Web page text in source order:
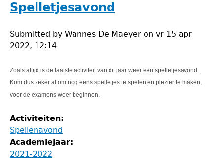
Spelletjesavond
Submitted by Wannes De Maeyer on vr 15 apr
2022, 12:14
Zoals altijd is de laatste activiteit van dit jaar weer een spelletjesavond.
Kom dus zeker af om nog eens spelletjes te spelen en plezier te maken,
voor de examens weer beginnen.
Activiteiten:
Spellenavond
Academiejaar:
2021-2022